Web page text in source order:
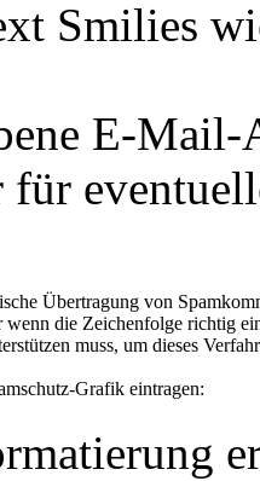
Smilies
E-
für
Übertragung von
wenn die Zeichenfolge richtig
muss, um dieses
Grafik eintragen: